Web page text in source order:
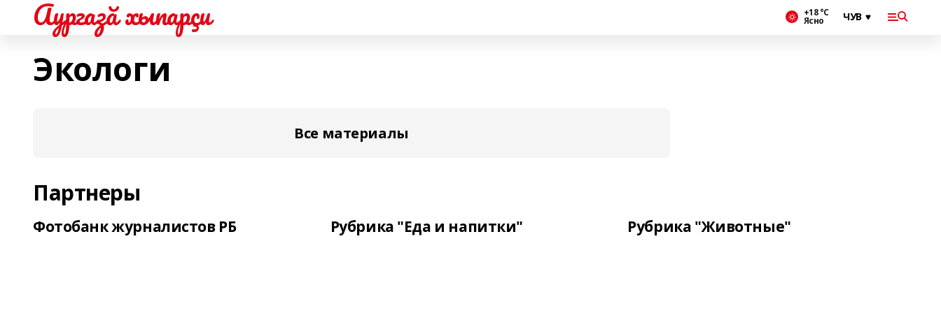
Аургазă хыпарçи +18 °С
Ясно
Экологи
Все материалы
Партнеры
Фотобанк журналистов РБ Рубрика "Еда и напитки" Рубрика "Животные"